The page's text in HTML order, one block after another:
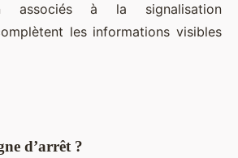
associés à la signalisation
les informations visibles
d’arrêt ?